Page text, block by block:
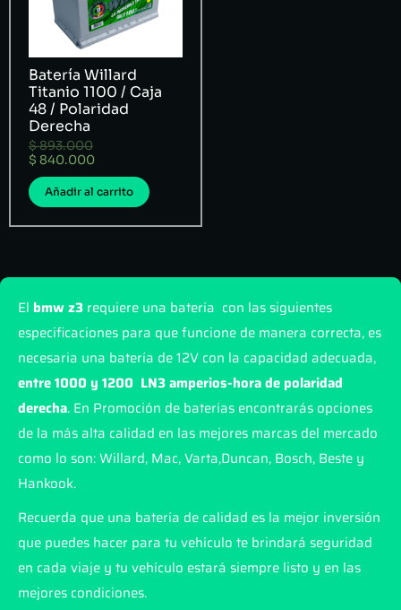
Batería Willard
Titanio 1100 / Caja
48 / Polaridad
Derecha
$893.000
$ 840.000
Añadir al carrito
El bmw z3 requiere una batería con las siguientes
especificaciones para que funcione de manera correcta, es
necesaria una batería de 12V con la capacidad adecuada,
entre 1000 y 1200 LN3 amperios-hora de polaridad
derecha. En Promoción de baterías encontrarás opciones
de la más alta calidad en las mejores marcas del mercado
como lo son: Willard, Mac, Varta,Duncan, Bosch, Beste y
Hankook.
Recuerda que una batería de calidad es la mejor inversión
que puedes hacer para tu vehículo te brindará seguridad
en cada viaje y tu vehículo estará siempre listo y en las
mejores condiciones.